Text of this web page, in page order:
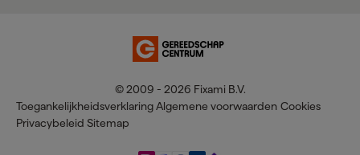
© 2009 - 2026 Fixami B.V.
Toegankelijkheidsverklaring Algemene voorwaarden Cookies
Privacybeleid Sitemap